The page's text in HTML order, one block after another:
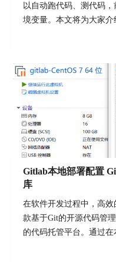
功能为自动化测试和
GitLab的另一个显著
它拥有一个活跃的社
和提供解决方案。这
成本，还促进了软件
快速上手，同时也为
以自动跑代码、测代码，
境变量。本文将为大家介
Gitlab本地部署配置
库
在软件开发过程中，高
款基于Git的开源代码管
的代码托管平台。通过
掌控代码仓库，同时，